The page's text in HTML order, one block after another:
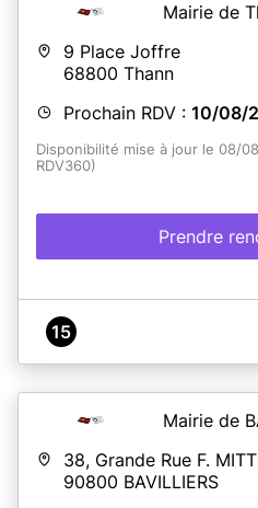
Mairie de
9 Place Joffre
68800 Thann
Prochain RDV : 10/08/
Disponibilité mise à jour le 08/
RDV360)
Prendre
15
Mairie de
38, Grande Rue F.
90800 BAVILLIERS